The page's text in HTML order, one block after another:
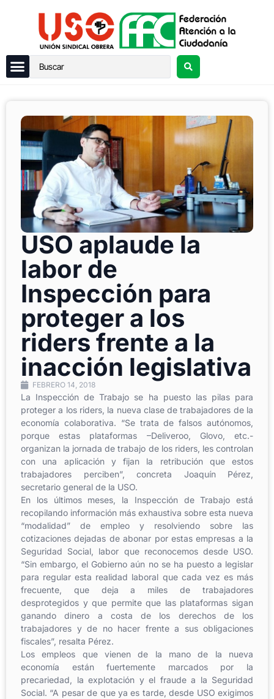
USO aplaude la
labor de
Inspección para
proteger a los
riders frente a la
inacción legislativa
FEBRERO 14, 2018
La Inspección de Trabajo se ha puesto las pilas para
proteger a los riders, la nueva clase de trabajadores de la
economía colaborativa. “Se trata de falsos autónomos,
porque estas plataformas –Deliveroo, Glovo, etc.-
organizan la jornada de trabajo de los riders, les controlan
con una aplicación y fijan la retribución que estos
trabajadores perciben”, concreta Joaquín Pérez,
secretario general de la USO.
En los últimos meses, la Inspección de Trabajo está
recopilando información más exhaustiva sobre esta nueva
“modalidad” de empleo y resolviendo sobre las
cotizaciones dejadas de abonar por estas empresas a la
Seguridad Social, labor que reconocemos desde USO.
“Sin embargo, el Gobierno aún no se ha puesto a legislar
para regular esta realidad laboral que cada vez es más
frecuente, que deja a miles de trabajadores
desprotegidos y que permite que las plataformas sigan
ganando dinero a costa de los derechos de los
trabajadores y de no hacer frente a sus obligaciones
fiscales”, resalta Pérez.
Los empleos que vienen de la mano de la nueva
economía están fuertemente marcados por la
precariedad, la explotación y el fraude a la Seguridad
Social. “A pesar de que ya es tarde, desde USO exigimos